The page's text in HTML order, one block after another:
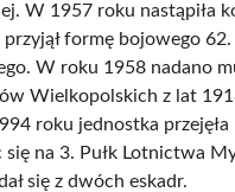
W 1957 roku nastąpiła
przyjął formę bojowego
W roku 1958 nadano
Wielkopolskich z lat
roku jednostka przejęła
się na 3. Pułk Lotnictwa
się z dwóch eskadr.